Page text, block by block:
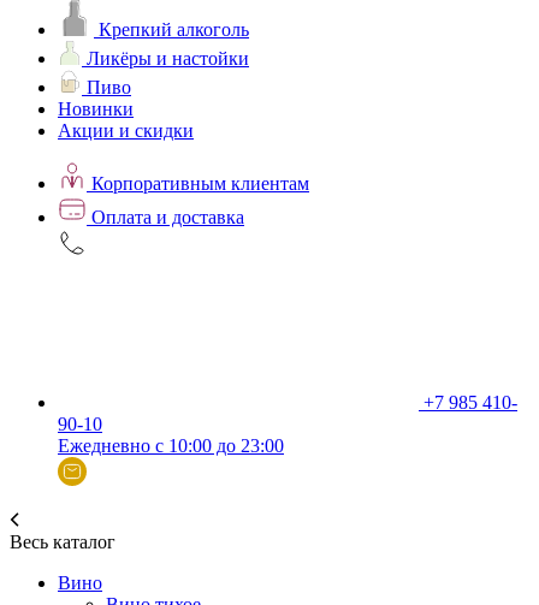
Крепкий алкоголь
Ликёры и настойки
Пиво
Новинки
Акции и скидки
Корпоративным клиентам
Оплата и доставка
+7 985 410-
90-10
Ежедневно с 10:00 до 23:00
Весь каталог
Вино